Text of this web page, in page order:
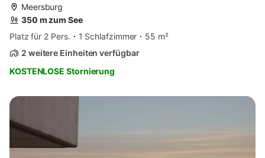
Meersburg
350 m zum See
Platz für 2 Pers.
1 Schlafzimmer
55 m²
2 weitere Einheiten verfügbar
KOSTENLOSE Stornierung